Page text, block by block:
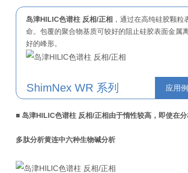
岛津HILIC色谱柱 反相/正相 ，通过在高纯硅胶颗
命。包覆的聚合物基质可较好的阻止硅胶表面金属
好的峰形。
ShimNex WR 系列 应用例
■ 岛津HILIC色谱柱 反相/正相由于惰性较高，即使在
多肽分析黄连中六种生物碱分析